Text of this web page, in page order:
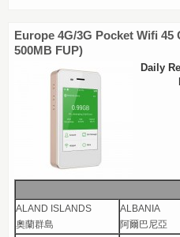
Europe 4G/3G Pocket Wifi
500MB FUP)
Daily
ALAND ISLANDS
奧蘭群島
ALBANIA
阿爾巴尼亞